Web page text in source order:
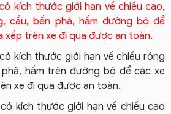
kích thước giới hạn về chiều cao,
cầu, bến phà, hầm đường bộ để
xếp trên xe đi qua được an toàn.
kích thước giới hạn về chiều rộng
hầm trên đường bộ để các xe
xe đi qua được an toàn.
kích thước giới hạn về chiều cao